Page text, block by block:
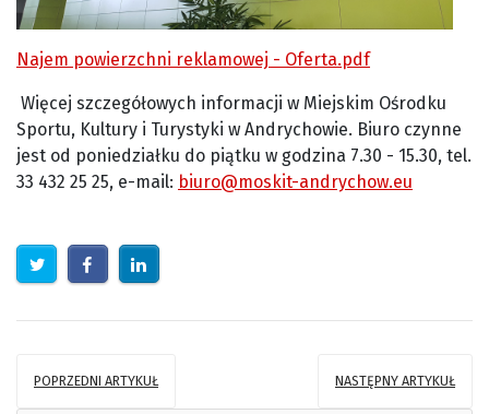
Najem powierzchni reklamowej - Oferta.pdf
Więcej szczegółowych informacji w Miejskim Ośrodku
Sportu, Kultury i Turystyki w Andrychowie. Biuro czynne
jest od poniedziałku do piątku w godzina 7.30 - 15.30, tel.
33 432 25 25, e-mail: biuro@moskit-andrychow.eu
POPRZEDNI ARTYKUŁ NASTĘPNY ARTYKUŁ